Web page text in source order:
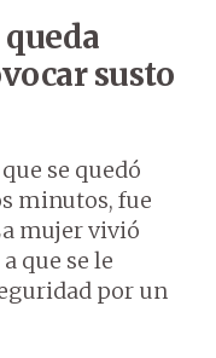
susto
se quedó
minutos, fue
mujer vivió
que se le
por un